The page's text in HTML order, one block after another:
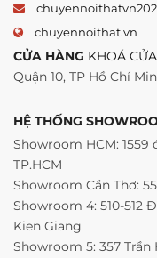
chuyennoithat.vn
CỬA HÀNG KHOÁ
Quận 10, TP Hồ Chí
HỆ THỐNG
Showroom HCM: 1559
TP.HCM
Showroom Cần Thơ:
Showroom 4: 510-512
Kien Giang
Showroom 5: 357